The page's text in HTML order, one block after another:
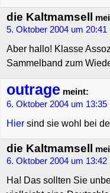
die Kaltmamsell
5. Oktober 2004 um 20:41
Aber hallo! Klasse
Sammelband zum
outrage meint:
6. Oktober 2004 um 13:35
Hier sind sie wohl bei
die Kaltmamsell
6. Oktober 2004 um 13:42
Ha! Das sollten Sie